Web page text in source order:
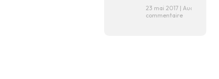
23 mai 2017 Aucun
commentaire